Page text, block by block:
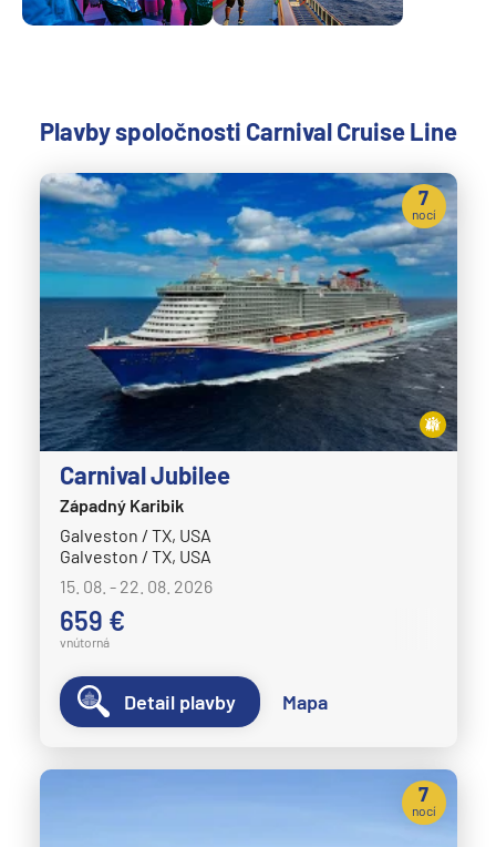
Plavby spoločnosti Carnival Cruise Line
Carnival Jubilee
Západný Karibik
Galveston / TX, USA
Galveston / TX, USA
15. 08. - 22. 08. 2026
659 €
vnútorná
7
nocí
Detail plavby Mapa
7
nocí